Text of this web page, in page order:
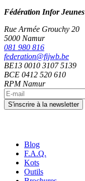
Fédération Infor Jeunes
Rue Armée Grouchy 20
5000 Namur
081 980 816
federation@fijwb.be
BE13 0010 3107 5139
BCE 0412 520 610
RPM Namur
Blog
F.A.Q.
Kots
Outils